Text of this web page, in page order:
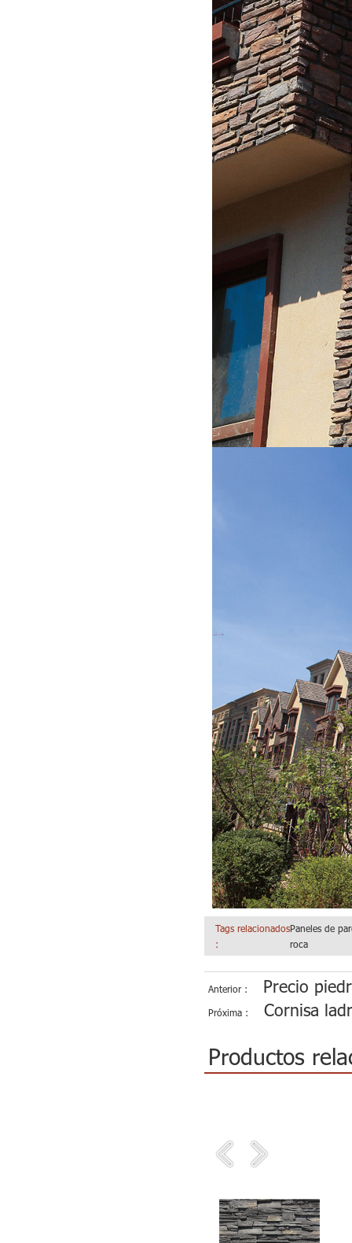
Tags relacionados
:
Paneles de
roca
Anterior : Precio
Próxima : Cornisa
Productos